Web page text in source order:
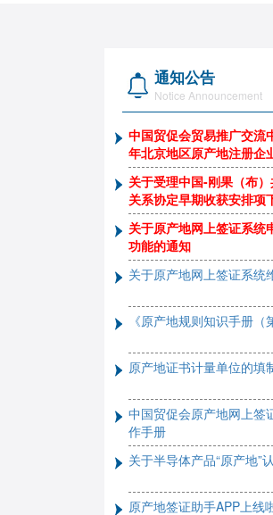
通知公告
Notice Announcement
中国贸促会贸易推广交流
年北京地区原产地注册企
关于受理中国-刚果（布
关系协定早期收获安排项
关于原产地网上签证系统
功能的通知
关于原产地网上签证系统
《原产地规则知识手册
原产地证书计量单位的填
中国贸促会原产地网上签
作手册
关于半导体产品“原产地”
原产地签证助手APP上线